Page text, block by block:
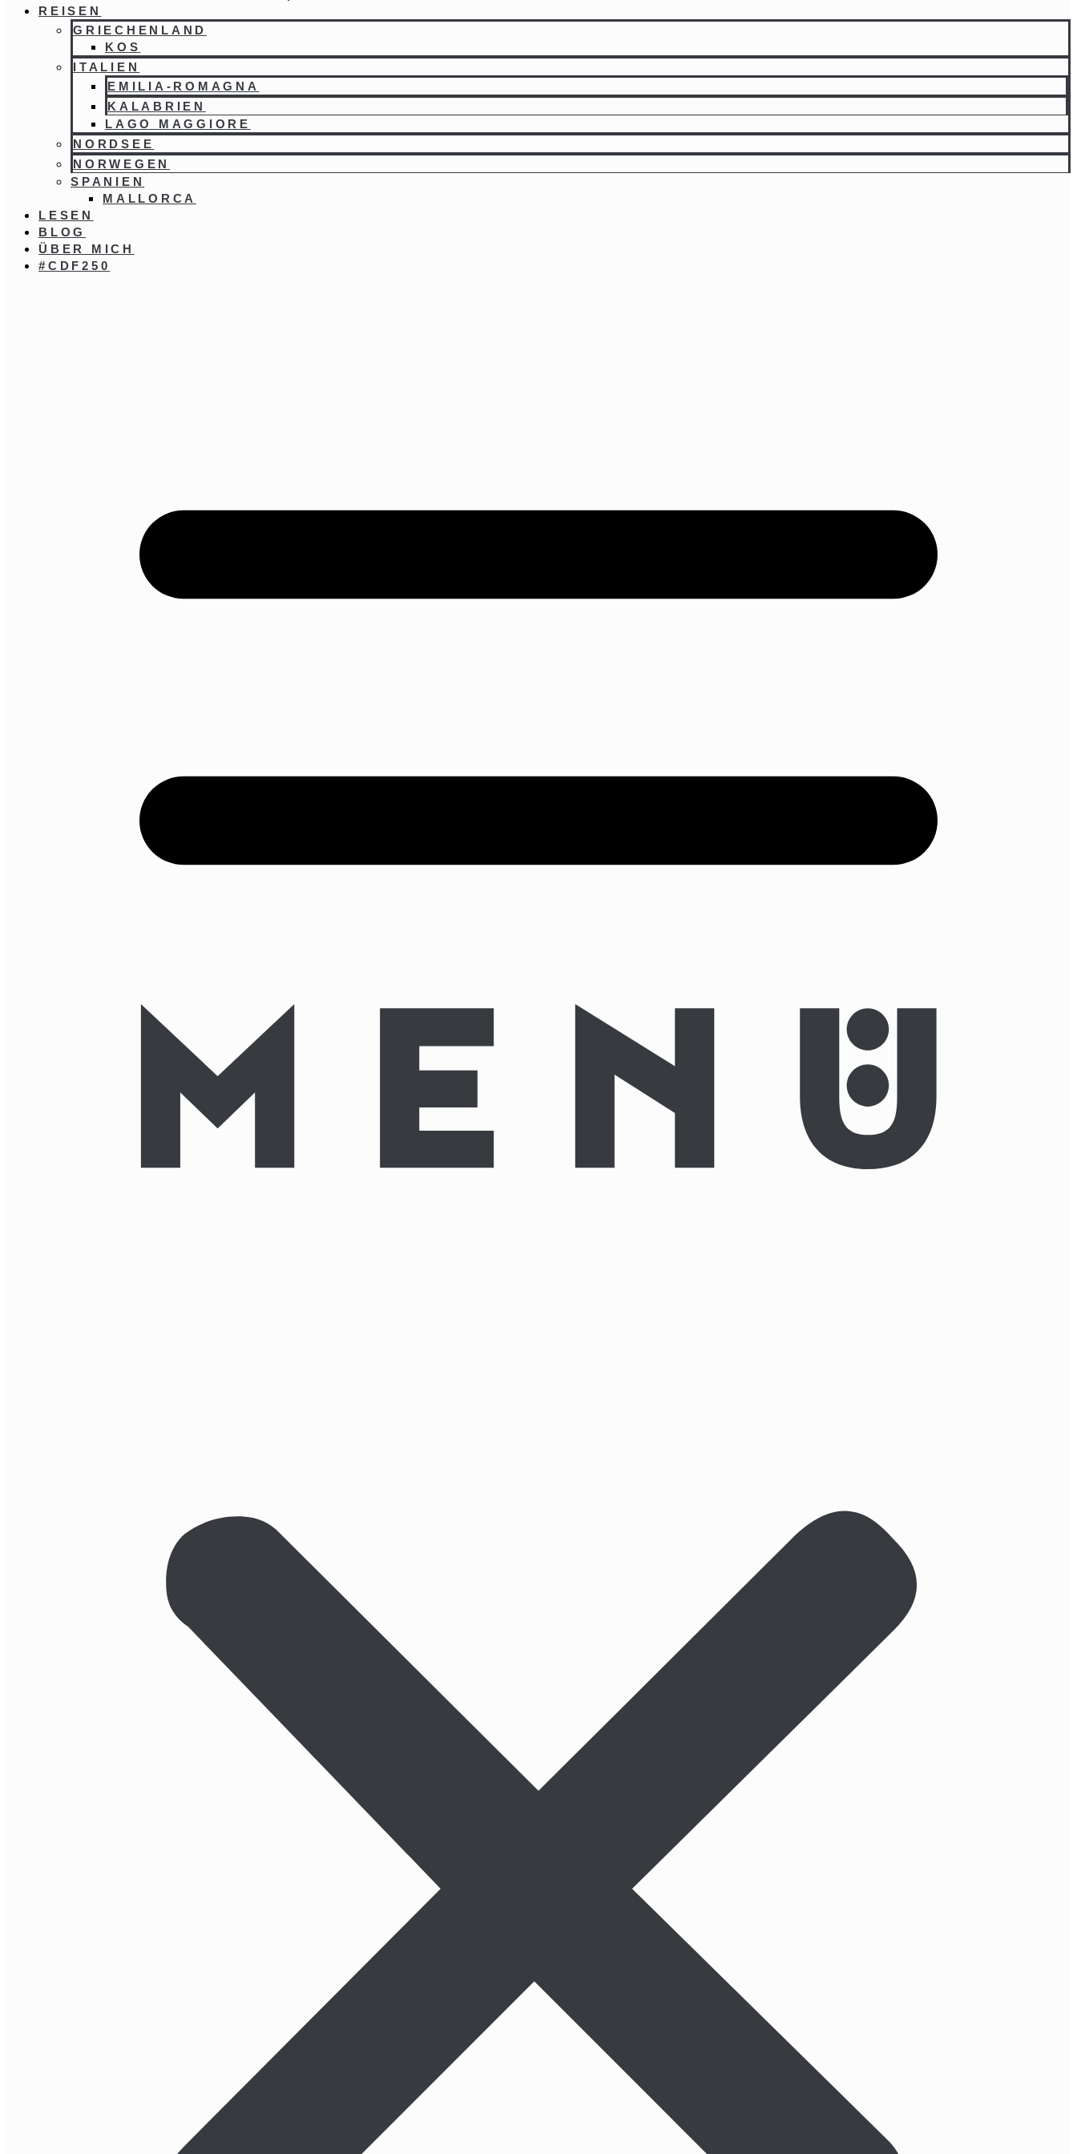
REISEN
GRIECHENLAND
KOS
ITALIEN
EMILIA-ROMAGNA
KALABRIEN
LAGO MAGGIORE
NORDSEE
NORWEGEN
SPANIEN
MALLORCA
LESEN
BLOG
ÜBER MICH
#CDF250